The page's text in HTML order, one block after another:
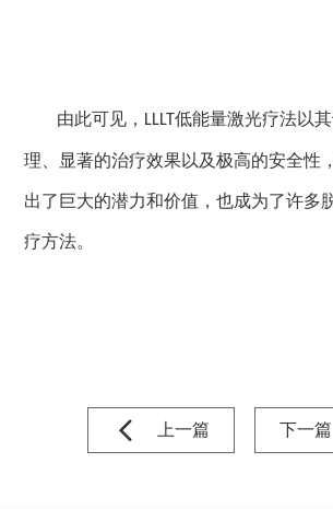
由此可见， LLLT低能量激光疗法以
理、显著的治疗效果以及极高的安全性
出了巨大的潜力和价值，也成为了许多
疗方法。
上一篇 下一篇